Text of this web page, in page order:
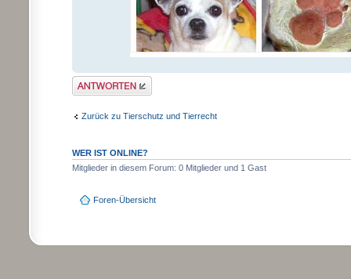
Antwort schreiben
Zurück zu Tierschutz und Tierrecht
WER IST ONLINE?
Mitglieder in diesem Forum: 0 Mitglieder und 1 Gast
Foren-Übersicht